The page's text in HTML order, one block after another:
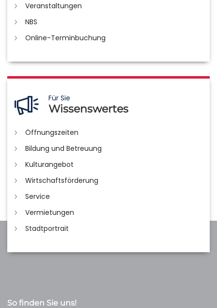
Veranstaltungen
NBS
Online-Terminbuchung
Für Sie
Wissenswertes
Öffnungszeiten
Bildung und Betreuung
Kulturangebot
Wirtschaftsförderung
Service
Vermietungen
Stadtportrait
So finden Sie uns!